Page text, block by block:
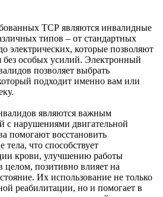
ТСР являются инвалидные
типов – от стандартных
электрических, которые позволяют
без особых усилий. Электронный
позволяет выбрать
подходит именно вам или
являются важным
с нарушениями двигательной
помогают восстановить
что способствует
крови, улучшению работы
целом, позитивно влияет на
Их использование не только
реабилитации, но и помогает в